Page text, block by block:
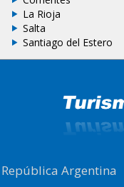
La Rioja
Salta
Santiago del Estero
República Argentina